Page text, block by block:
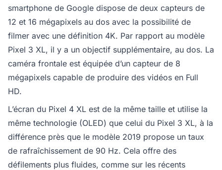
smartphone de Google dispose de deux capteurs de
12 et 16 mégapixels au dos avec la possibilité de
filmer avec une définition 4K. Par rapport au modèle
Pixel 3 XL, il y a un objectif supplémentaire, au dos. La
caméra frontale est équipée d’un capteur de 8
mégapixels capable de produire des vidéos en Full
HD.
L’écran du Pixel 4 XL est de la même taille et utilise la
même technologie (OLED) que celui du Pixel 3 XL, à la
différence près que le modèle 2019 propose un taux
de rafraîchissement de 90 Hz. Cela offre des
défilements plus fluides, comme sur les récents